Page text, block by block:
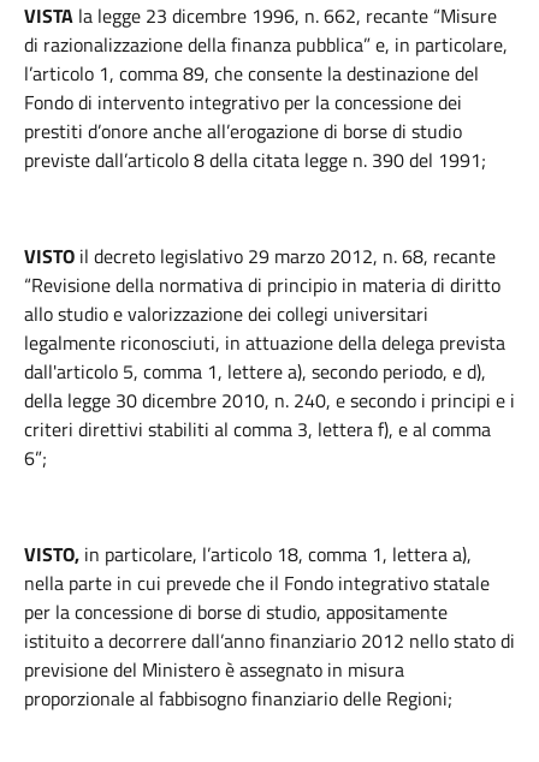
VISTA la legge 23 dicembre 1996, n. 662, recante “Misure
di razionalizzazione della finanza pubblica” e, in particolare,
l’articolo 1, comma 89, che consente la destinazione del
Fondo di intervento integrativo per la concessione dei
prestiti d’onore anche all’erogazione di borse di studio
previste dall’articolo 8 della citata legge n. 390 del 1991;
VISTO il decreto legislativo 29 marzo 2012, n. 68, recante
“Revisione della normativa di principio in materia di diritto
allo studio e valorizzazione dei collegi universitari
legalmente riconosciuti, in attuazione della delega prevista
dall'articolo 5, comma 1, lettere a), secondo periodo, e d),
della legge 30 dicembre 2010, n. 240, e secondo i principi e i
criteri direttivi stabiliti al comma 3, lettera f), e al comma
6”;
VISTO, in particolare, l’articolo 18, comma 1, lettera a),
nella parte in cui prevede che il Fondo integrativo statale
per la concessione di borse di studio, appositamente
istituito a decorrere dall’anno finanziario 2012 nello stato di
previsione del Ministero è assegnato in misura
proporzionale al fabbisogno finanziario delle Regioni;